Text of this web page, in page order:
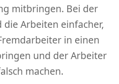
mitbringen. Bei der
Arbeiten einfacher,
in einen
und der Arbeiter
machen.